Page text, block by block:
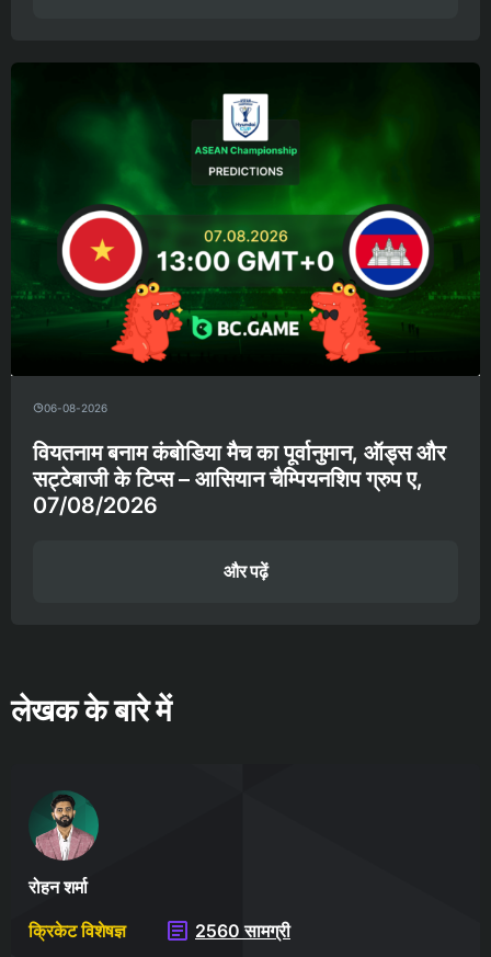
06-08-2026
वियतनाम बनाम कंबोडिया मैच का पूर्वानुमान, ऑड्स और
सट्टेबाजी के टिप्स – आसियान चैम्पियनशिप ग्रुप ए,
07/08/2026
और पढ़ें
लेखक के बारे में
रोहन शर्मा
क्रिकेट विशेषज्ञ
2560 सामग्री